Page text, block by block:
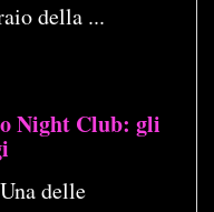
della ...
Night Club: gli
delle